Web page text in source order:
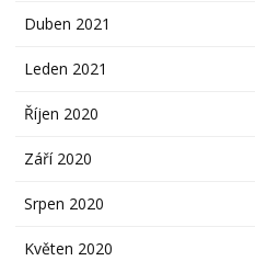
Duben 2021
Leden 2021
Říjen 2020
Září 2020
Srpen 2020
Květen 2020